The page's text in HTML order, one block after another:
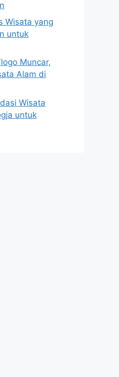
Wisata yang
untuk
Muncar,
Alam di
Wisata
untuk